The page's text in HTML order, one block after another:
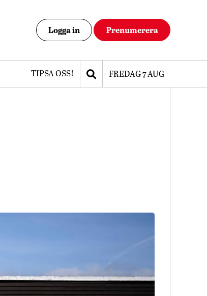
Logga in Prenumerera
TIPSA OSS! FREDAG 7 AUG